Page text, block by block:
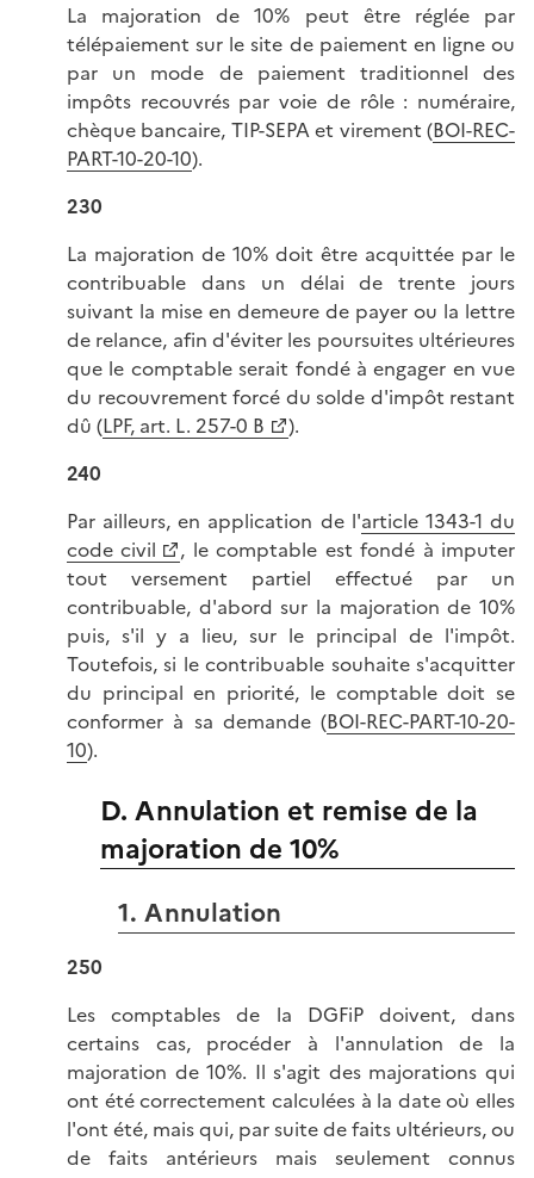
La majoration de 10% peut être réglée par
télépaiement sur le site de paiement en ligne ou
par un mode de paiement traditionnel des
impôts recouvrés par voie de rôle : numéraire,
chèque bancaire, TIP-SEPA et virement (BOI-REC-
PART-10-20-10).
230
La majoration de 10% doit être acquittée par le
contribuable dans un délai de trente jours
suivant la mise en demeure de payer ou la lettre
de relance, afin d'éviter les poursuites ultérieures
que le comptable serait fondé à engager en vue
du recouvrement forcé du solde d'impôt restant
dû (LPF, art. L. 257-0 B
).
240
Par ailleurs, en application de l'article 1343-1 du
code civil
, le comptable est fondé à imputer
tout versement partiel effectué par un
contribuable, d'abord sur la majoration de 10%
puis, s'il y a lieu, sur le principal de l'impôt.
Toutefois, si le contribuable souhaite s'acquitter
du principal en priorité, le comptable doit se
conformer à sa demande (BOI-REC-PART-10-20-
10).
D. Annulation et remise de la
majoration de 10%
1. Annulation
250
Les comptables de la DGFiP doivent, dans
certains cas, procéder à l'annulation de la
majoration de 10%. Il s'agit des majorations qui
ont été correctement calculées à la date où elles
l'ont été, mais qui, par suite de faits ultérieurs, ou
de faits antérieurs mais seulement connus